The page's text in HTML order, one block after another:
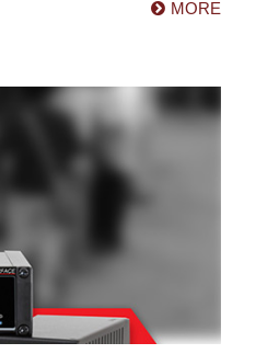
場活動皆能呈現 穩定、優
MORE